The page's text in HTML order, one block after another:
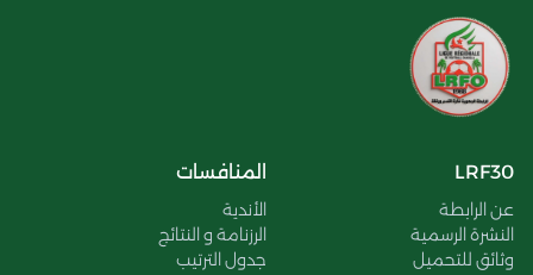
LRF30
عن الرابطة
النشرة الرسمية
وثائق للتحميل
المنافسات
الأندية
الرزنامة و النتائج
جدول الترتيب